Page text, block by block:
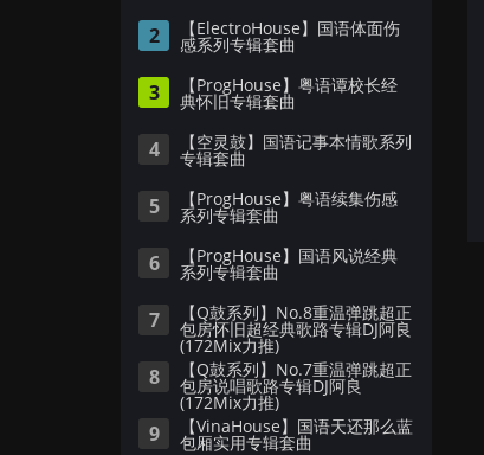
2 【ElectroHouse】国语体面伤
感系列专辑套曲
3 【ProgHouse】粤语谭校长经
典怀旧专辑套曲
4 【空灵鼓】国语记事本情歌系列
专辑套曲
5 【ProgHouse】粤语续集伤感
系列专辑套曲
6 【ProgHouse】国语风说经典
系列专辑套曲
7 【Q鼓系列】No.8重温弹跳超正
包房怀旧超经典歌路专辑DJ阿良
(172Mix力推)
8 【Q鼓系列】No.7重温弹跳超正
包房说唱歌路专辑DJ阿良
(172Mix力推)
9 【VinaHouse】国语天还那么蓝
包厢实用专辑套曲